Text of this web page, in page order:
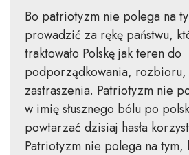
Bo patriotyzm nie polega na
prowadzić za rękę państwu,
traktowało Polskę jak teren do
podporządkowania,
zastraszenia. Patriotyzm nie
w imię słusznego bólu po
powtarzać dzisiaj hasła
Patriotyzm nie polega na tym,